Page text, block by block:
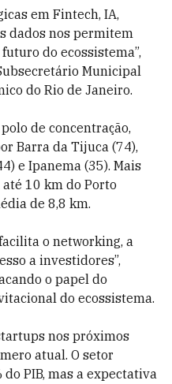
em Fintech, IA,
dados nos permitem
do ecossistema”,
Municipal
do Rio de Janeiro.
de concentração,
Barra da Tijuca (74),
e Ipanema (35). Mais
10 km do Porto
de 8,8 km.
o networking, a
a investidores”,
o papel do
do ecossistema.
nos próximos
atual. O setor
PIB, mas a expectativa